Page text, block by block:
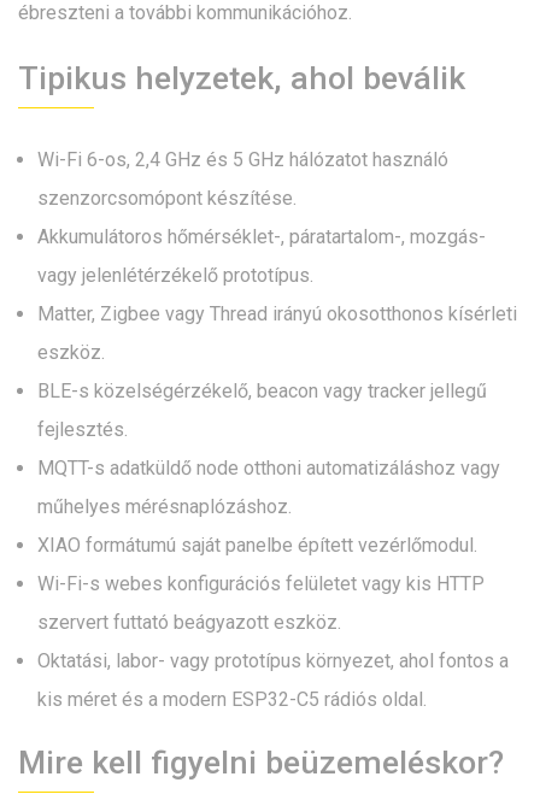
ébreszteni a további kommunikációhoz.
Tipikus helyzetek, ahol beválik
Wi-Fi 6-os, 2,4 GHz és 5 GHz hálózatot használó
szenzorcsomópont készítése.
Akkumulátoros hőmérséklet-, páratartalom-, mozgás-
vagy jelenlétérzékelő prototípus.
Matter, Zigbee vagy Thread irányú okosotthonos kísérleti
eszköz.
BLE-s közelségérzékelő, beacon vagy tracker jellegű
fejlesztés.
MQTT-s adatküldő node otthoni automatizáláshoz vagy
műhelyes mérésnaplózáshoz.
XIAO formátumú saját panelbe épített vezérlőmodul.
Wi-Fi-s webes konfigurációs felületet vagy kis HTTP
szervert futtató beágyazott eszköz.
Oktatási, labor- vagy prototípus környezet, ahol fontos a
kis méret és a modern ESP32-C5 rádiós oldal.
Mire kell figyelni beüzemeléskor?